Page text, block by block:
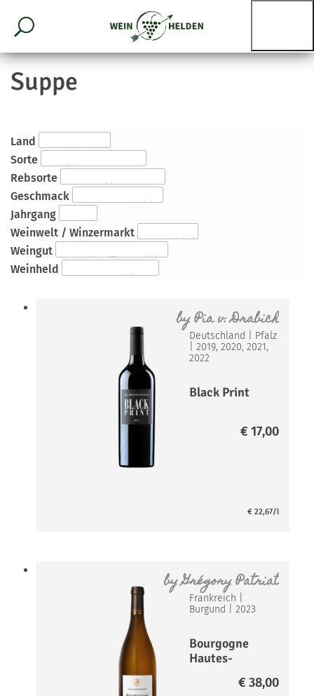
Suppe
Land
Sorte
Rebsorte
Geschmack
Jahrgang
Weinwelt / Winzermarkt
Weingut
Weinheld
byPia v. Drabich
Deutschland
Pfalz
|2019, 2020, 2021,
2022
Black Print
€ 17,00
€ 22,67/l
byGrégory Patriat
Frankreich
Burgund
|2023
Bourgogne
Hautes-
Nuits Blanc*
€ 38,00